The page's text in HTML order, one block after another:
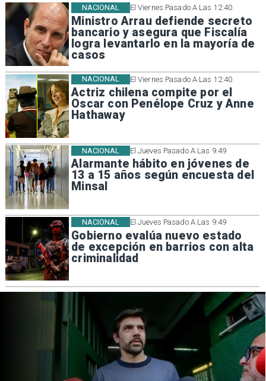
El Viernes Pasado A Las 12:40
Ministro Arrau defiende secreto
bancario y asegura que Fiscalía
logra levantarlo en la mayoría de
casos
NACIONAL
El Viernes Pasado A Las 12:40
Actriz chilena compite por el
Oscar con Penélope Cruz y Anne
Hathaway
NACIONAL
El Jueves Pasado A Las 9:49
Alarmante hábito en jóvenes de
13 a 15 años según encuesta del
Minsal
NACIONAL
El Jueves Pasado A Las 9:49
Gobierno evalúa nuevo estado
de excepción en barrios con alta
criminalidad
NACIONAL